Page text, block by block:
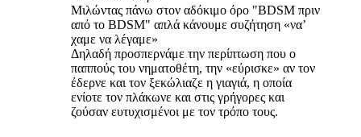
Μιλώντας πάνω στον αδόκιμο όρο "BDSM πριν
από το BDSM" απλά κάνουμε συζήτηση «να’
χαμε να λέγαμε»
Δηλαδή προσπερνάμε την περίπτωση που ο
παππούς του νηματοθέτη, την «εύρισκε» αν τον
έδερνε και τον ξεκώλιαζε η γιαγιά, η οποία
ενίοτε τον πλάκωνε και στις γρήγορες και
ζούσαν ευτυχισμένοι με τον τρόπο τους.